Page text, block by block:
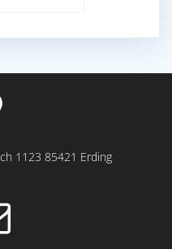
1123 85421 Erding